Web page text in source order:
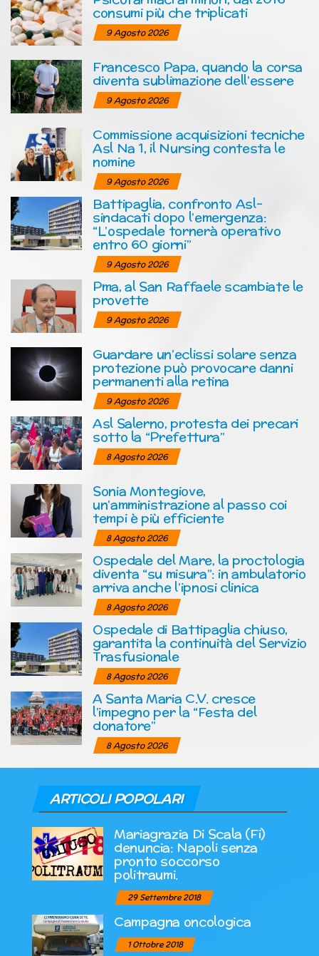
consumi più che triplicati
9 Agosto 2026
Francesco Papa, quando la corsa
diventa sublimazione dell’essere
9 Agosto 2026
Commissione acquisizioni tecniche
Asl Na 1, il Nursing contesta le
nomine
9 Agosto 2026
Battipaglia, confronto Asl-
sindacati dopo l’emergenza:
“L’ospedale tornerà operativo
entro 60 giorni”
9 Agosto 2026
Pma, al San Raffaele scambiate le
provette
9 Agosto 2026
Guardare un’eclissi solare senza
protezione può provocare danni
permanenti alla retina
9 Agosto 2026
Asl Salerno, protesta dei precari
sotto la “Prefettura”
8 Agosto 2026
Sonia Montegiove,
un’amministrazione al passo coi
tempi è più efficiente
8 Agosto 2026
Ospedale del Mare, la proctologia
diventa “su misura”: in ambulatorio
arriva anche l’ipnosi clinica
8 Agosto 2026
Ospedale di Battipaglia chiuso,
garantita la continuità del Servizio
Trasfusionale
8 Agosto 2026
A Santa Maria C.V. cresce
l’impegno per la “Festa del
donatore”
8 Agosto 2026
ARTICOLI POPOLARI
Mariagrazia Di Scala (Fi)
denuncia: Napoli senza
pronto soccorso
politraumi.
29 Settembre 2018
Campagna oncologica
1 Ottobre 2018